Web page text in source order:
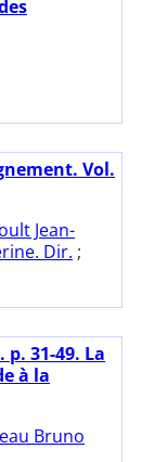
Vol.
Jean-
Dir. ;
p. 31-49. La
à la
Bruno